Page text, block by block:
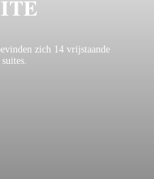
zich 14 vrijstaande